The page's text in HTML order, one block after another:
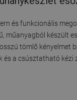
és funkcionális
műanyagból készült
tömlő
a csúsztatható